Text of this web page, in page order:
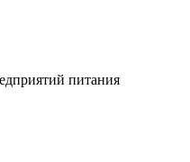
питания